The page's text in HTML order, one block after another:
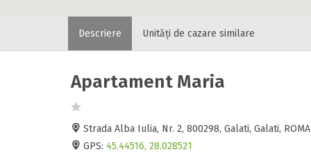
Descriere Unități de cazare similare
Apartament Maria
Strada Alba Iulia, Nr. 2, 800298, Galati, Galati,
GPS: 45.44516, 28.028521